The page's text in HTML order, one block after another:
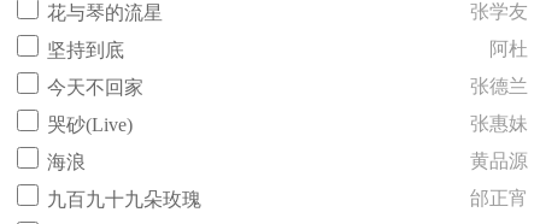
花与琴的流星
张学友
坚持到底
阿杜
今天不回家
张德兰
哭砂(Live)
张惠妹
海浪
黄品源
九百九十九朵玫瑰
邰正宵